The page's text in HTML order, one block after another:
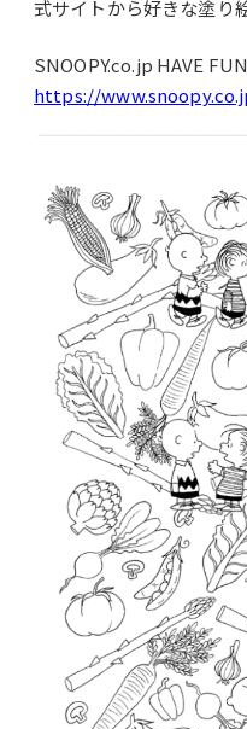
式サイトから好きな塗り
SNOOPY.co.jp HAVE
https://